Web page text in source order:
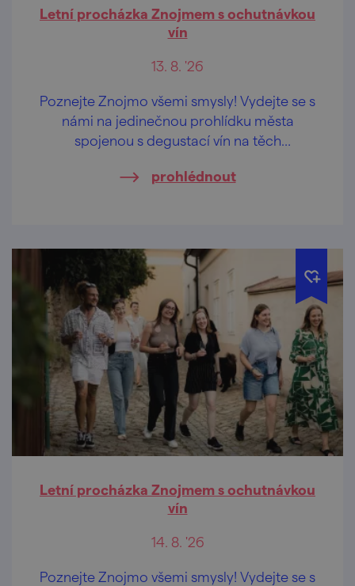
Letní procházka Znojmem s ochutnávkou
vín
13. 8. '26
Poznejte Znojmo všemi smysly! Vydejte se s
námi na jedinečnou prohlídku města
spojenou s degustací vín na těch
prohlédnout
Letní procházka Znojmem s ochutnávkou
vín
14. 8. '26
Poznejte Znojmo všemi smysly! Vydejte se s